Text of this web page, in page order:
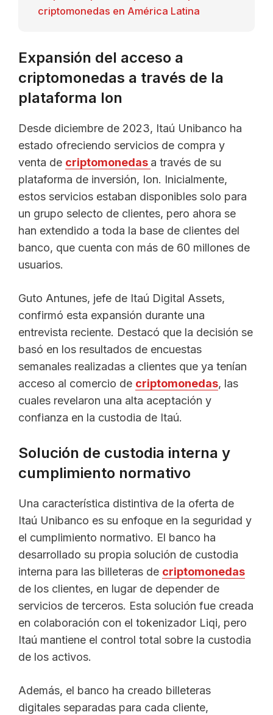
criptomonedas en América Latina
Expansión del acceso a
criptomonedas a través de la
plataforma Ion
Desde diciembre de 2023, Itaú Unibanco ha
estado ofreciendo servicios de compra y
venta de criptomonedas a través de su
plataforma de inversión, Ion. Inicialmente,
estos servicios estaban disponibles solo para
un grupo selecto de clientes, pero ahora se
han extendido a toda la base de clientes del
banco, que cuenta con más de 60 millones de
usuarios.
Guto Antunes, jefe de Itaú Digital Assets,
confirmó esta expansión durante una
entrevista reciente. Destacó que la decisión se
basó en los resultados de encuestas
semanales realizadas a clientes que ya tenían
acceso al comercio de criptomonedas, las
cuales revelaron una alta aceptación y
confianza en la custodia de Itaú.
Solución de custodia interna y
cumplimiento normativo
Una característica distintiva de la oferta de
Itaú Unibanco es su enfoque en la seguridad y
el cumplimiento normativo. El banco ha
desarrollado su propia solución de custodia
interna para las billeteras de criptomonedas
de los clientes, en lugar de depender de
servicios de terceros. Esta solución fue creada
en colaboración con el tokenizador Liqi, pero
Itaú mantiene el control total sobre la custodia
de los activos.
Además, el banco ha creado billeteras
digitales separadas para cada cliente,